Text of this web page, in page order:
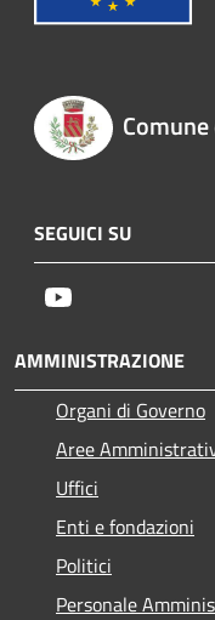
SEGUICI SU
AMMINISTRAZIONE
Organi di Governo
Aree
Uffici
Enti e fondazioni
Politici
Personale